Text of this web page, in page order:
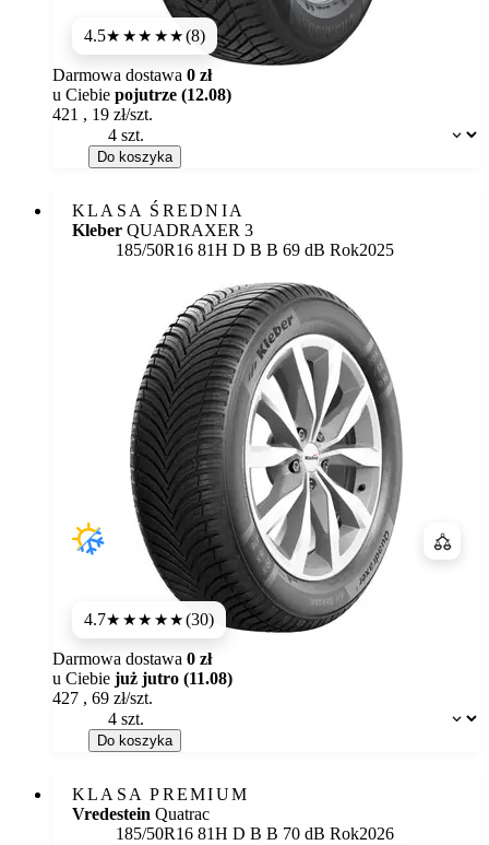
4.5★★★★★(8)
Dostępność:
Darmowa dostawa 0 zł
u Ciebie pojutrze (12.08)
421 , 19 zł/szt.
Do koszyka
KLASA ŚREDNIA
Kleber QUADRAXER 3
185/50R16 81H Etykieta:
D B B 69 dB Rok2025
4.7★★★★★(30)
Dostępność:
Darmowa dostawa 0 zł
u Ciebie już jutro (11.08)
427 , 69 zł/szt.
Do koszyka
KLASA PREMIUM
Vredestein Quatrac
185/50R16 81H Etykieta:
D B B 70 dB Rok2026